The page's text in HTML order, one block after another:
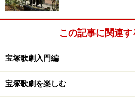
11日(日)【OG】真飛 聖 TBS
13日(火)【OG】陽月華 CX 20:00
14日(水)【宙組】真風涼帆 他
この記事に関連す
宝塚歌劇入門編
宝塚歌劇を楽しむ